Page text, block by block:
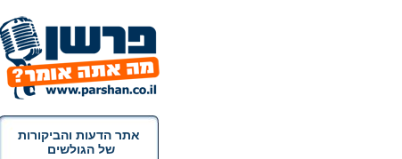
אתר הדעות והביקורות
של הגולשים